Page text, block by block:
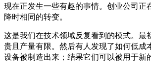
现在正发生一些有趣的事情。创业公司正
降时相同的转变。
这是我们在技术领域反复看到的模式。最
贵且产量有限。然后有人发现了如何低成
设备被制造出来；结果它们可以被用于新